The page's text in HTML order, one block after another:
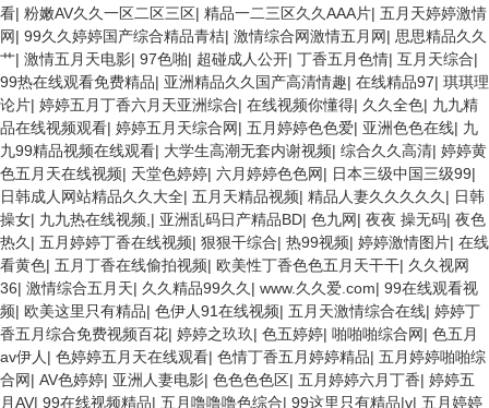
看| 粉嫩AV久久一区二区三区| 精品一二三区久久AAA片| 五月天婷婷激情
网| 99久久婷婷国产综合精品青桔| 激情综合网激情五月网| 思思精品久久
艹| 激情五月天电影| 97色啪| 超碰成人公开| 丁香五月色情| 互月天综合|
99热在线观看免费精品| 亚洲精品久久国产高清情趣| 在线精品97| 琪琪理
论片| 婷婷五月丁香六月天亚洲综合| 在线视频你懂得| 久久全色| 九九精
品在线视频观看| 婷婷五月天综合网| 五月婷婷色色爱| 亚洲色色在线| 九
九99精品视频在线观看| 大学生高潮无套内谢视频| 综合久久高清| 婷婷黄
色五月天在线视频| 天堂色婷婷| 六月婷婷色色网| 日本三级中国三级99|
日韩成人网站精品久久大全| 五月天精品视频| 精品人妻久久久久久 | 日韩
操女| 九九热在线视频, | 亚洲乱码日产精品BD| 色九网| 夜夜 操无码| 夜色
热久 | 五月婷婷丁香在线视频| 狠狠干综合| 热99视频| 婷婷激情图片| 在线
看黄色| 五月丁香在线偷拍视频| 欧美性丁香色色五月天干干| 久久视网
36| 激情综合五月天| 久久精品99久久 | www.久久爱.com| 99在线观看视
频| 欧美这里只有精品| 色伊人91在线视频| 五月天激情综合在线| 婷婷丁
香五月综合免费视频百花| 婷婷之玖玖| 色五婷婷| 啪啪啪综合网| 色五月
av伊人 | 色婷婷五月天在线观看| 色情丁香五月婷婷精品| 五月婷婷啪啪综
合网| AV色婷婷| 亚洲人妻电影| 色色色色区| 五月婷婷六月丁香| 婷婷五
月AV| 99在线视频精品| 五月噜噜噜色综合| 99这里只有精品|v| 五月婷婷